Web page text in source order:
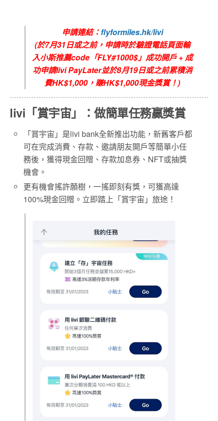
申請連結：flyformiles.hk/livi
(於7月31日或之前，申請時於驗證電話頁面輸
入小斯推薦code「FLY#1000$」成功開戶+成
功申請livi PayLater並於8月19日或之前累積消
費HK$1,000，賺HK$1,000現金獎賞！)
livi「賞宇宙」：做簡單任務贏獎賞
「賞宇宙」是livi bank全新推出功能，新舊客戶都
可在完成消費、存款、邀請朋友開戶等簡單小任
務後，獲得現金回贈、存款加息券、NFT或抽獎
機會。
更有機會搖許願樹，一搖即刻有獎，可獲高達
100%現金回贈。立即踏上「賞宇宙」旅途！